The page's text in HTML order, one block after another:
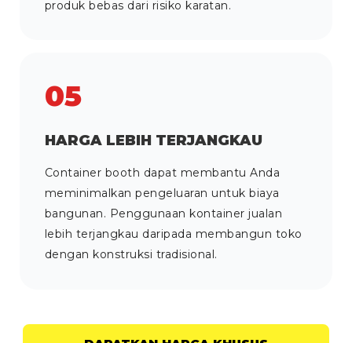
produk bebas dari risiko karatan.
05
HARGA LEBIH TERJANGKAU
Container booth dapat membantu Anda
meminimalkan pengeluaran untuk biaya
bangunan. Penggunaan kontainer jualan
lebih terjangkau daripada membangun toko
dengan konstruksi tradisional.